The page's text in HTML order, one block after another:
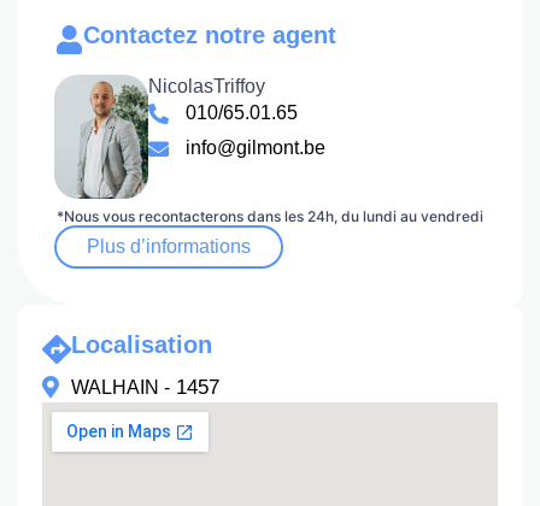
Contactez notre agent
NicolasTriffoy
010/65.01.65
info@gilmont.be
*Nous vous recontacterons dans les 24h, du lundi au vendredi
Plus d’informations
Localisation
WALHAIN - 1457